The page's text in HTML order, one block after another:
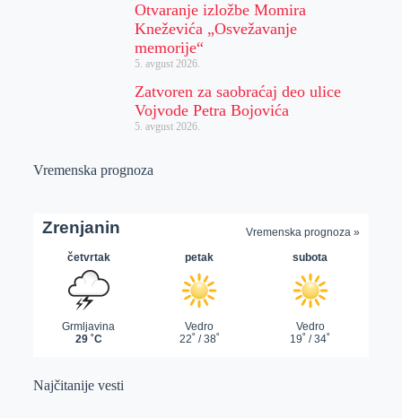
Otvaranje izložbe Momira
Kneževića „Osvežavanje
memorije“
5. avgust 2026.
Zatvoren za saobraćaj deo ulice
Vojvode Petra Bojovića
5. avgust 2026.
Vremenska prognoza
Najčitanije vesti